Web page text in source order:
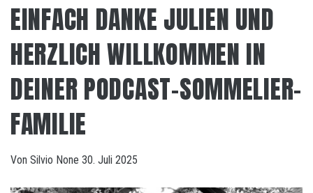
EINFACH DANKE JULIEN UND
HERZLICH WILLKOMMEN IN
DEINER PODCAST-SOMMELIER-
FAMILIE
Von Silvio None 30. Juli 2025